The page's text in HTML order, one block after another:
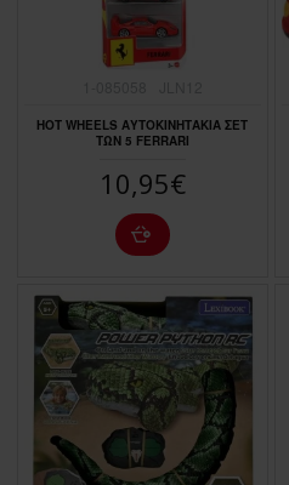
HOT WHEELS ΑΥΤΟΚΙΝΗΤΑΚΙΑ ΣΕΤ
ΤΩΝ 5 FERRARI
10,95€